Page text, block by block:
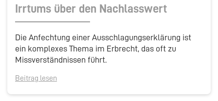
Irrtums über den Nachlasswert
Die Anfechtung einer Ausschlagungserklärung ist
ein komplexes Thema im Erbrecht, das oft zu
Missverständnissen führt.
Beitrag lesen